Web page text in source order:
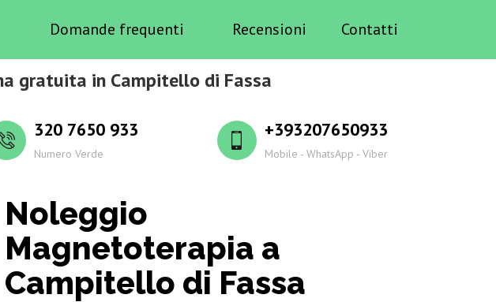
Domande frequenti Recensioni Contatti
gratuita in Campitello di Fassa
320 7650 933
Numero Verde
+393207650933
Mobile - WhatsApp - Viber
Noleggio
Magnetoterapia a
Campitello di Fassa